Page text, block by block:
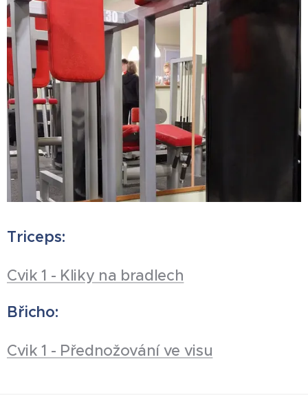
Triceps:
Cvik 1 - Kliky na bradlech
Břicho:
Cvik 1 - Přednožování ve visu